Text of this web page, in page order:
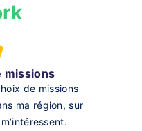
missions
de missions
ma région, sur